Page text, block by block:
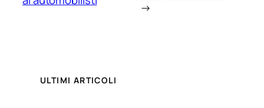
→
ULTIMI ARTICOLI